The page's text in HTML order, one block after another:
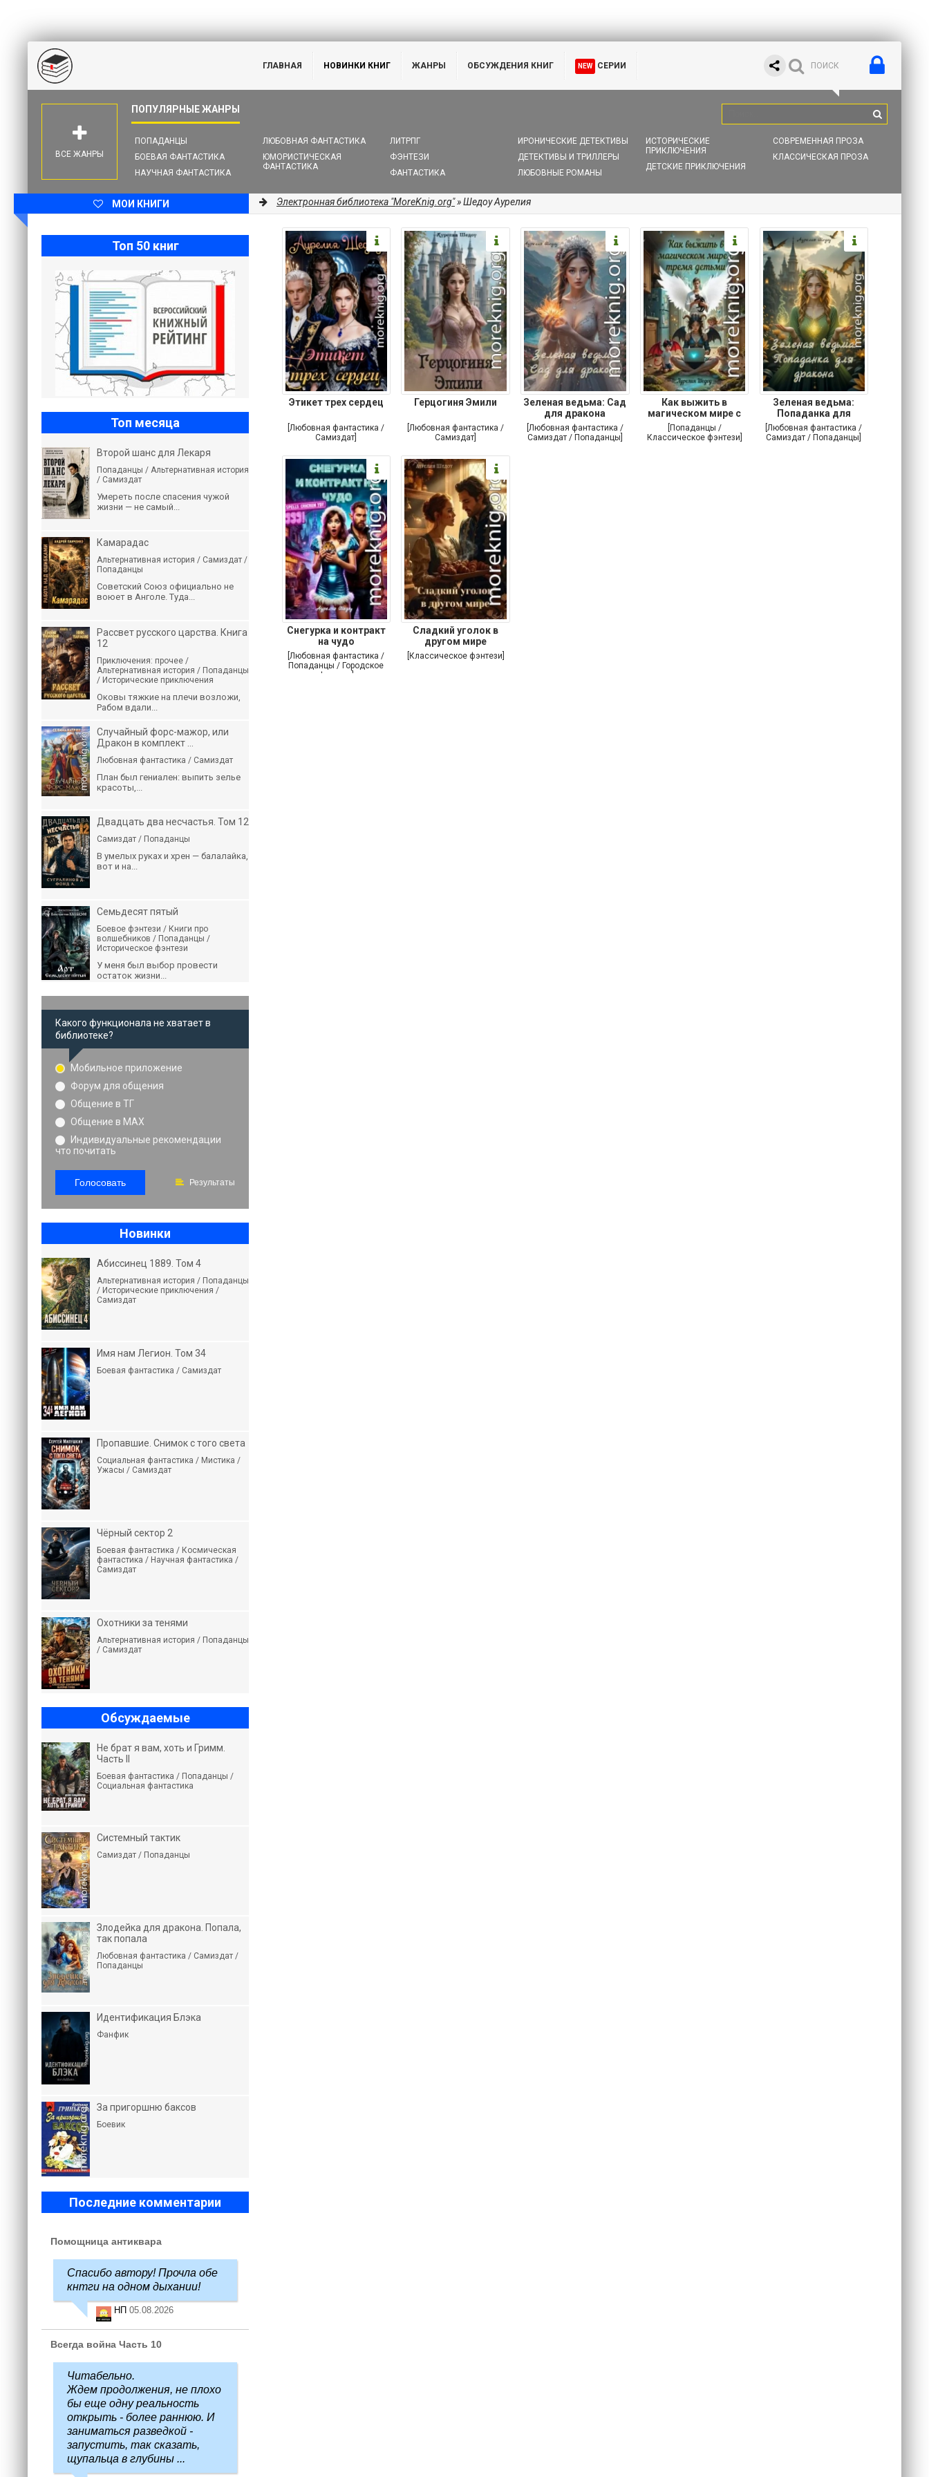
ГЛАВНАЯ НОВИНКИ КНИГ ЖАНРЫ ОБСУЖДЕНИЯ КНИГ NEW СЕРИИ
ПОПАДАНЦЫ
БОЕВАЯ ФАНТАСТИКА
НАУЧНАЯ ФАНТАСТИКА
ЛЮБОВНАЯ ФАНТАСТИКА
ЮМОРИСТИЧЕСКАЯ
ФАНТАСТИКА
ЛИТРПГ
ФЭНТЕЗИ
ФАНТАСТИКА
ИРОНИЧЕСКИЕ ДЕТЕКТИВЫ
ДЕТЕКТИВЫ И ТРИЛЛЕРЫ
ЛЮБОВНЫЕ РОМАНЫ
ИСТОРИЧЕСКИЕ
ПРИКЛЮЧЕНИЯ
ДЕТСКИЕ ПРИКЛЮЧЕНИЯ
СОВРЕМЕННАЯ ПРОЗА
КЛАССИЧЕСКАЯ ПРОЗА
ВСЕ ЖАНРЫ
МОИ КНИГИ Электронная библиотека "MoreKnig.org"» Шедоу Аурелия
Этикет трех сердец
[Любовная фантастика /
Самиздат]
Герцогиня Эмили
[Любовная фантастика /
Самиздат]
Зеленая ведьма: Сад
для дракона
[Любовная фантастика /
Самиздат / Попаданцы]
Как выжить в
магическом мире с
тремя
[Попаданцы /
Классическое фэнтези]
Зеленая ведьма:
Попаданка для
дракона
[Любовная фантастика /
Самиздат / Попаданцы]
Снегурка и контракт
на чудо
[Любовная фантастика /
Попаданцы / Городское
фэнтези]
Сладкий уголок в
другом мире
[Классическое фэнтези]
Топ 50 книг
Топ месяца
Второй шанс для Лекаря
Попаданцы / Альтернативная история
/ Самиздат
Умереть после спасения чужой
жизни — не самый...
Камарадас
Альтернативная история / Самиздат /
Попаданцы
Советский Союз официально не
воюет в Анголе. Туда...
Рассвет русского царства. Книга
12
Приключения: прочее /
Альтернативная история / Попаданцы
/ Исторические приключения
Оковы тяжкие на плечи возложи,
Рабом вдали...
Случайный форс-мажор, или
Дракон в комплект ...
Любовная фантастика / Самиздат
План был гениален: выпить зелье
красоты,...
Двадцать два несчастья. Том 12
Самиздат / Попаданцы
В умелых руках и хрен — балалайка,
вот и на...
Семьдесят пятый
Боевое фэнтези / Книги про
волшебников / Попаданцы /
Историческое фэнтези
У меня был выбор провести
остаток жизни...
Какого функционала не хватает в
библиотеке?
Мобильное приложение
Форум для общения
Общение в ТГ
Общение в MAX
Индивидуальные рекомендации
что почитать
Голосовать Результаты
Новинки
Абиссинец 1889. Том 4
Альтернативная история / Попаданцы
/ Исторические приключения /
Самиздат
Имя нам Легион. Том 34
Боевая фантастика / Самиздат
Пропавшие. Снимок с того света
Социальная фантастика / Мистика /
Ужасы / Самиздат
Чёрный сектор 2
Боевая фантастика / Космическая
фантастика / Научная фантастика /
Самиздат
Охотники за тенями
Альтернативная история / Попаданцы
/ Самиздат
Обсуждаемые
Не брат я вам, хоть и Гримм.
Часть II
Боевая фантастика / Попаданцы /
Социальная фантастика
Системный тактик
Самиздат / Попаданцы
Злодейка для дракона. Попала,
так попала
Любовная фантастика / Самиздат /
Попаданцы
Идентификация Блэка
Фанфик
За пригоршню баксов
Боевик
Последние комментарии
Помощница антиквара
Спасибо автору! Прочла обе
кнтги на одном дыхании!
НП 05.08.2026
Всегда война Часть 10
Читабельно.
Ждем продолжения, не плохо
бы еще одну реальность
открыть - более раннюю. И
заниматься разведкой -
запустить, так сказать,
щупальца в глубины ...